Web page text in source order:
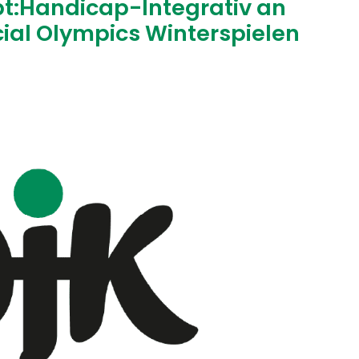
Integrativ an
Olympics Winterspielen